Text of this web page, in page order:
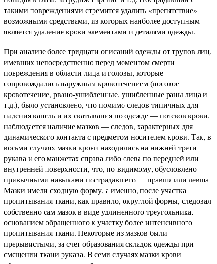
такими повреждениями стремится удалить «препятствие»
возможными средствами, из которых наиболее доступным
является удаление крови элементами и деталями одежды.
При анализе более тридцати описаний одежды от трупов лиц,
имевших непосредственно перед моментом смерти
повреждения в области лица и головы, которые
сопровождались наружным кровотечением (носовое
кровотечение, рвано-ушибленные, ушибленные раны лица и
т.д.), было установлено, что помимо следов типичных для
падения капель и их скатывания по одежде — потеков крови,
наблюдается наличие мазков — следов, характерных для
динамического контакта с предметом-носителем крови. Так, в
восьми случаях мазки крови находились на нижней трети
рукава и его манжетах справа либо слева по передней или
внутренней поверхности, что, по-видимому, обусловлено
привычными навыками пострадавшего — правша или левша.
Мазки имели сходную форму, а именно, после участка
пропитывания ткани, как правило, округлой формы, следовал
собственно сам мазок в виде удлиненного треугольника,
основанием обращенного к участку более интенсивного
пропитывания ткани. Некоторые из мазков были
прерывистыми, за счет образования складок одежды при
смещении ткани рукава. В семи случаях мазки крови